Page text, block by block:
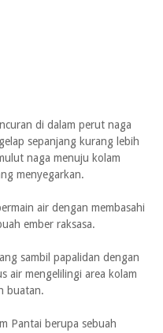
di dalam perut naga
sepanjang kurang lebih
naga menuju kolam
menyegarkan.
air dengan membasahi
ember raksasa.
sambil papalidan dengan
air mengelilingi area kolam
buatan.
Pantai berupa sebuah